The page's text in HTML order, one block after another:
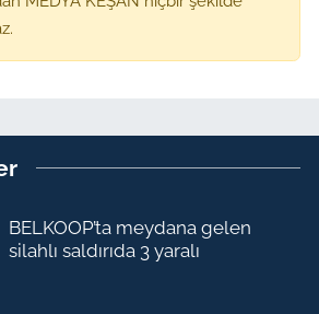
BELKOOP’ta meydana gelen
silahlı saldırıda 3 yaralı